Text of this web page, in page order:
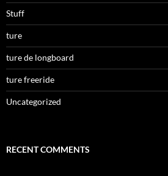
Stuff
ture
ture de longboard
ture freeride
Uncategorized
RECENT COMMENTS